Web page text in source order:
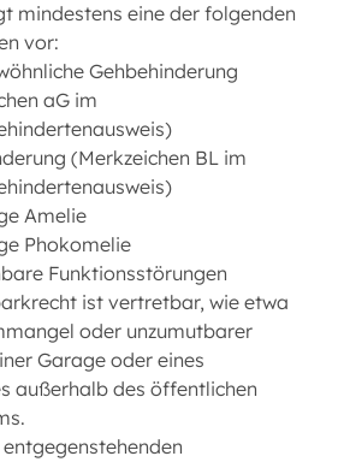
mindestens eine der folgenden
vor:
Gehbehinderung
aG im
(Merkzeichen BL im
Amelie
Phokomelie
Funktionsstörungen
ist vertretbar, wie etwa
oder unzumutbarer
Garage oder eines
außerhalb des öffentlichen